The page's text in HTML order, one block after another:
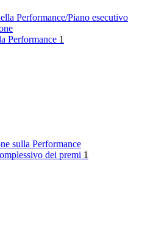
Performance/Piano esecutivo
Performance 1
sulla Performance
dei premi 1